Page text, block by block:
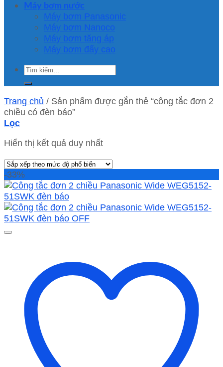
Máy bơm nước
Máy bơm Panasonic
Máy bơm Nanoco
Máy bơm tăng áp
Máy bơm đẩy cao
Tìm
kiếm:
Trang chủ / Sản phẩm được gắn thẻ “công tắc đơn 2
chiều có đèn báo”
Lọc
Hiển thị kết quả duy nhất
-33%